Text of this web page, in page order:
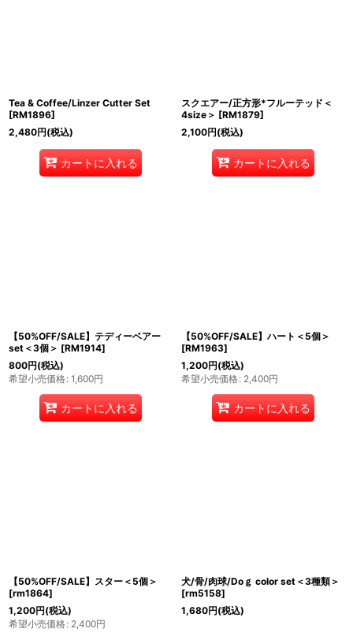
Tea & Coffee/Linzer Cutter Set
[RM1896]
2,480円(税込)
カートに入れる
スクエアー/正方形*フルーテッド＜
4size＞ [RM1879]
2,100円(税込)
カートに入れる
【50%OFF/SALE】テディーベアー
set＜3個＞ [RM1914]
800円(税込)
希望小売価格: 1,600円
カートに入れる
【50%OFF/SALE】ハート＜5個＞
[RM1963]
1,200円(税込)
希望小売価格: 2,400円
カートに入れる
【50%OFF/SALE】スター＜5個＞
[rm1864]
1,200円(税込)
希望小売価格: 2,400円
犬/骨/肉球/Doｇ color set＜3種類＞
[rm5158]
1,680円(税込)